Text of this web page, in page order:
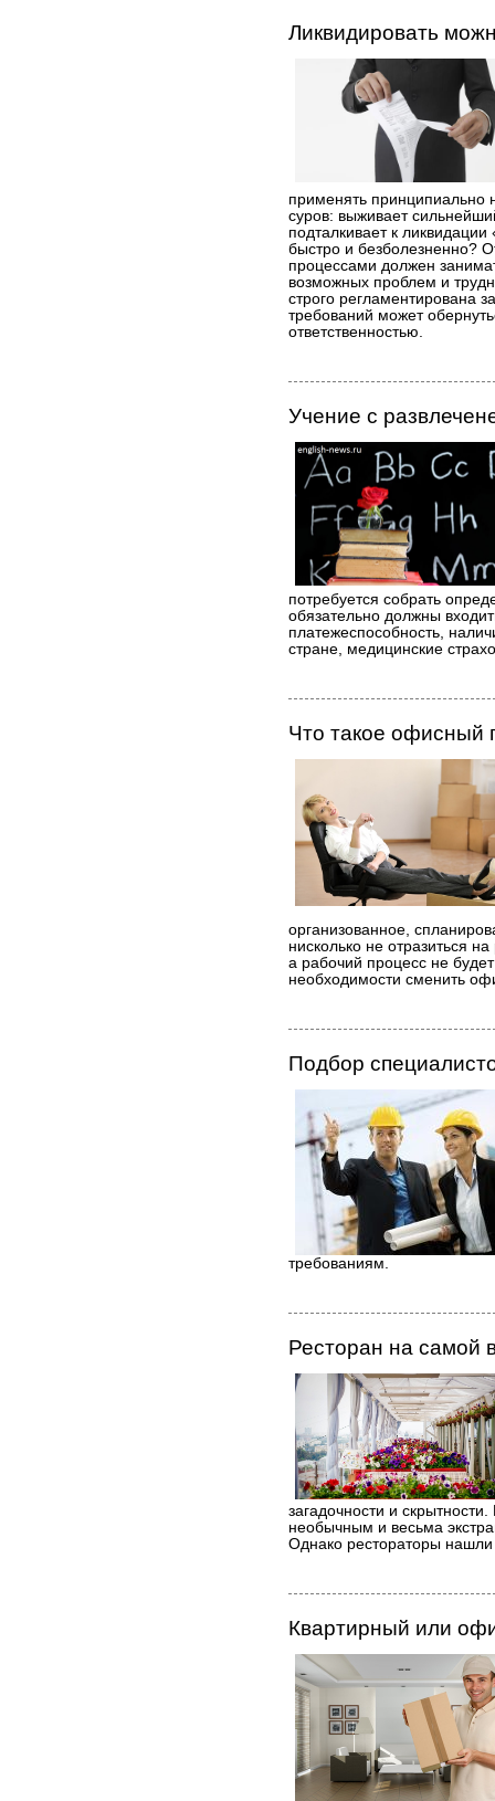
Ликвидировать
применять принципиально
суров: выживает
подталкивает к
быстро и безболезненно?
процессами должен
возможных проблем и
строго регламентирована
требований может
ответственностью.
Учение с
потребуется собрать
обязательно должны
платежеспособность,
стране, медицинские
Что такое офисный
организованное,
нисколько не отразиться
а рабочий процесс не
необходимости сменить
Подбор
требованиям.
Ресторан на самой
загадочности и
необычным и весьма
Однако рестораторы
Квартирный или